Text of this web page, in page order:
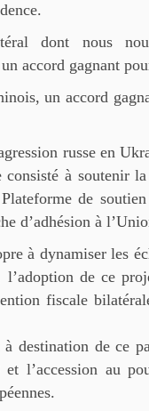
dont nous
accord gagnant
un accord
russe en
à soutenir
de
d’adhésion à
à dynamiser les
l’adoption de ce
fiscale
destination de ce
l’accession au